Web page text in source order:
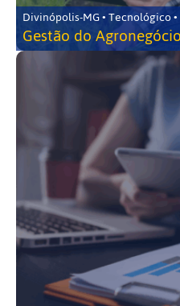
Gestão do